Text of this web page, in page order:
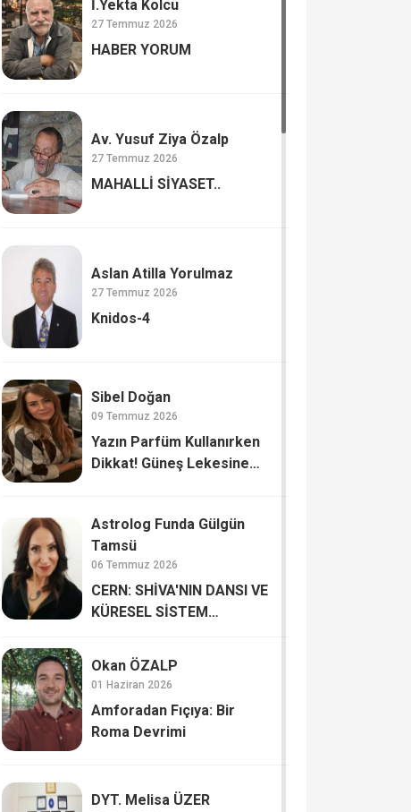
İ.Yekta Kolcu
27 Temmuz 2026
HABER YORUM
Av. Yusuf Ziya Özalp
27 Temmuz 2026
MAHALLİ SİYASET..
Aslan Atilla Yorulmaz
27 Temmuz 2026
Knidos-4
Sibel Doğan
09 Temmuz 2026
Yazın Parfüm Kullanırken
Dikkat! Güneş Lekesine
Astrolog Funda Gülgün
Tamsü
06 Temmuz 2026
CERN: SHİVA'NIN DANSI VE
KÜRESEL SİSTEM
Okan ÖZALP
01 Haziran 2026
Amforadan Fıçıya: Bir
Roma Devrimi
DYT. Melisa ÜZER